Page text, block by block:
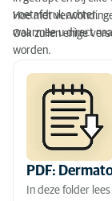
Wond bij kat
Diagnose
Verzorging
voetafdruk achter.
Hoe met
waarmee u direct
Ook zullen enige
worden.
PDF:
In deze folder